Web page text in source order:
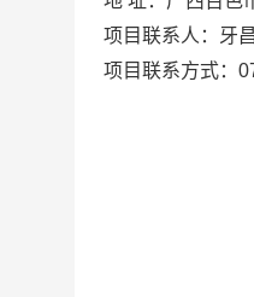
项目联系人：
牙
项目联系方式：